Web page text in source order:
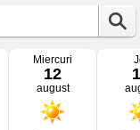
Miercuri
12
august